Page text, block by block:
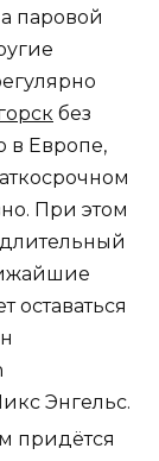
паровой
без
в Европе,
При этом
длительный
Энгельс.
придётся